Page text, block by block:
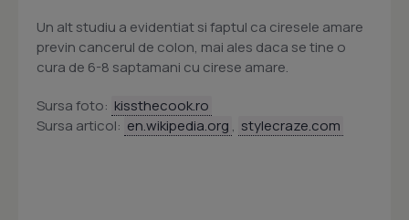
Un alt studiu a evidentiat si faptul ca ciresele amare
previn cancerul de colon, mai ales daca se tine o
cura de 6-8 saptamani cu cirese amare.
Sursa foto: kissthecook.ro
Sursa articol: en.wikipedia.org , stylecraze.com